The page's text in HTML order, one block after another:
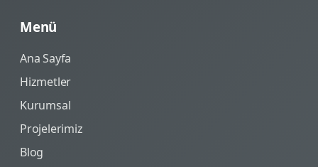
Menü
Ana Sayfa
Hizmetler
Kurumsal
Projelerimiz
Blog